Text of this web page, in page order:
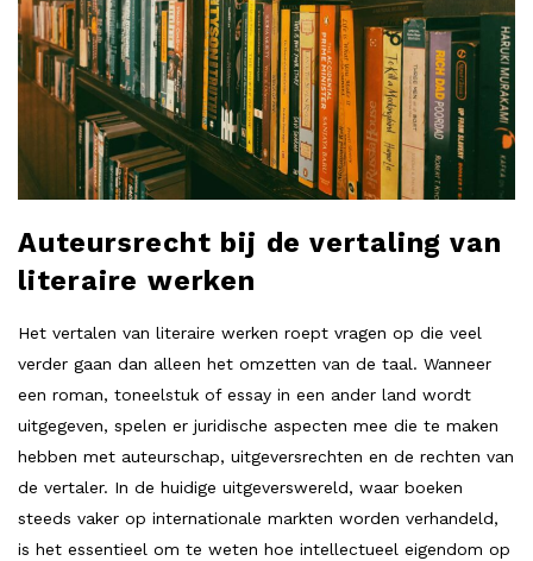
o
g
Auteursrecht bij de vertaling van
literaire werken
Het vertalen van literaire werken roept vragen op die veel
verder gaan dan alleen het omzetten van de taal. Wanneer
een roman, toneelstuk of essay in een ander land wordt
uitgegeven, spelen er juridische aspecten mee die te maken
hebben met auteurschap, uitgeversrechten en de rechten van
de vertaler. In de huidige uitgeverswereld, waar boeken
steeds vaker op internationale markten worden verhandeld,
is het essentieel om te weten hoe intellectueel eigendom op